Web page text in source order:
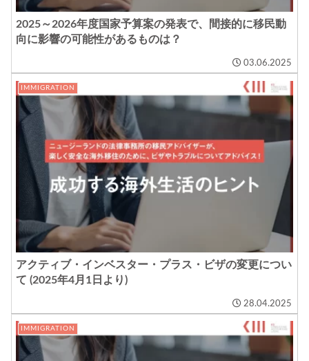
2025～2026年度国家予算案の発表で、間接的に移民動
向に影響の可能性があるものは？
03.06.2025
IMMIGRATION
アクティブ・インベスター・プラス・ビザの変更につい
て (2025年4月1日より)
28.04.2025
IMMIGRATION